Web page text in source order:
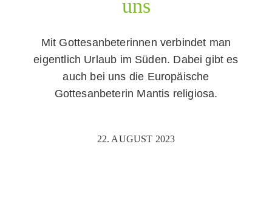
uns
Mit Gottesanbeterinnen verbindet man
eigentlich Urlaub im Süden. Dabei gibt es
auch bei uns die Europäische
Gottesanbeterin Mantis religiosa.
22. AUGUST 2023